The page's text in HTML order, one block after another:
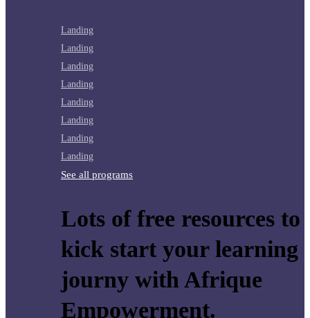
Landing
Landing
Landing
Landing
Landing
Landing
Landing
Landing
See all programs
Lots of free resources to
kick start your learning
journy with Afrique
Empowerment.